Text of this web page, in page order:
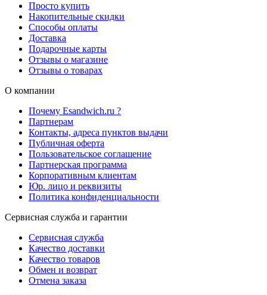
Просто купить
Накопительные скидки
Способы оплаты
Доставка
Подарочные карты
Отзывы о магазине
Отзывы о товарах
О компании
Почему Esandwich.ru ?
Партнерам
Контакты, адреса пунктов выдачи
Публичная оферта
Пользовательское соглашение
Партнерская программа
Корпоративным клиентам
Юр. лицо и реквизиты
Политика конфиденциальности
Сервисная служба и гарантии
Сервисная служба
Качество доставки
Качество товаров
Обмен и возврат
Отмена заказа